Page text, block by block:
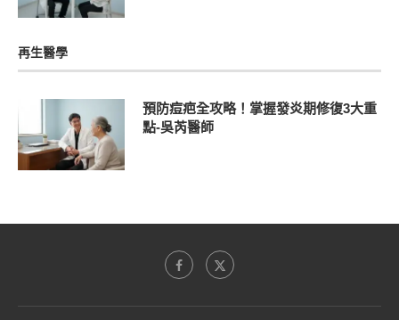
再生醫學
預防痘疤全攻略！掌握發炎期修復3大重
點-吳芮醫師